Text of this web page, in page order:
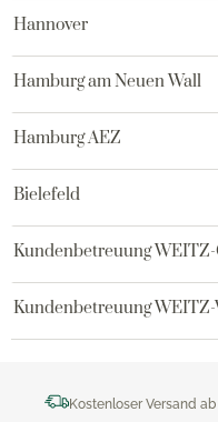
Hannover
Hamburg am Neuen Wall
Hamburg AEZ
Bielefeld
Kundenbetreuung
Kundenbetreuung
Kostenloser Versand